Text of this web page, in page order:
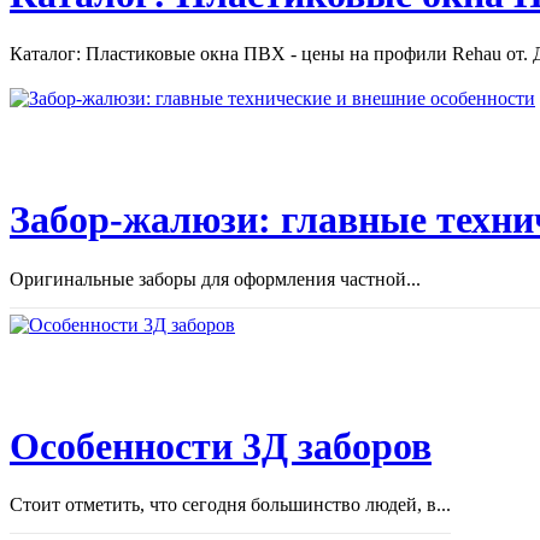
Каталог: Пластиковые окна ПВХ - цены на профили Rehau от.
Забор-жалюзи: главные
Оригинальные заборы для оформления частной...
Особенности 3Д заборов
Стоит отметить, что сегодня большинство людей, в...